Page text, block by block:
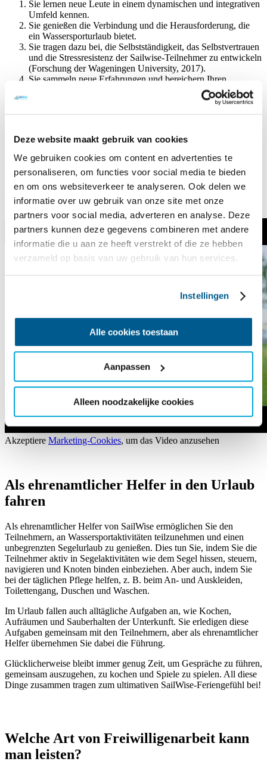
Deze website maakt gebruik van cookies
We gebruiken cookies om content en advertenties te
personaliseren, om functies voor social media te bieden
en om ons websiteverkeer te analyseren. Ook delen we
informatie over uw gebruik van onze site met onze
partners voor social media, adverteren en analyse. Deze
partners kunnen deze gegevens combineren met andere
informatie die u aan ze heeft verstrekt of die ze hebben
verzameld op basis van uw gebruik van hun services.
Instellingen
Alle cookies toestaan
Aanpassen
Alleen noodzakelijke cookies
Sie lernen neue Leute in einem dynamischen und integrativen
Umfeld kennen.
Sie genießen die Verbindung und die Herausforderung, die
ein Wassersporturlaub bietet.
Sie tragen dazu bei, die Selbstständigkeit, das Selbstvertrauen
und die Stressresistenz der Sailwise-Teilnehmer zu entwickeln
(Forschung der Wageningen University, 2017).
Sie sammeln neue Erfahrungen und bereichern Ihren
Und zu guter Letzt: Sie machen eine Menge Menschen mit
von SailWise.
Melden Sie sich als ehrenamtlicher Helfer
Akzeptiere Marketing-Cookies, um das Video anzusehen
Als ehrenamtlicher Helfer in den Urlaub
fahren
Als ehrenamtlicher Helfer von SailWise ermöglichen Sie den
Teilnehmern, an Wassersportaktivitäten teilzunehmen und einen
unbegrenzten Segelurlaub zu genießen. Dies tun Sie, indem Sie die
Teilnehmer aktiv in Segelaktivitäten wie dem Segel hissen, steuern,
navigieren und Knoten binden einbeziehen. Aber auch, indem Sie
bei der täglichen Pflege helfen, z. B. beim An- und Auskleiden,
Toilettengang, Duschen und Waschen.
Im Urlaub fallen auch alltägliche Aufgaben an, wie Kochen,
Aufräumen und Sauberhalten der Unterkunft. Sie erledigen diese
Aufgaben gemeinsam mit den Teilnehmern, aber als ehrenamtlicher
Helfer übernehmen Sie dabei die Führung.
Glücklicherweise bleibt immer genug Zeit, um Gespräche zu führen,
gemeinsam auszugehen, zu kochen und Spiele zu spielen. All diese
Dinge zusammen tragen zum ultimativen SailWise-Feriengefühl bei!
Welche Art von Freiwilligenarbeit kann
man leisten?